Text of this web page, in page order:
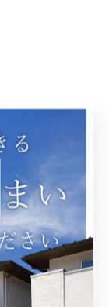
流れや特徴を
産について深
に説明いたし